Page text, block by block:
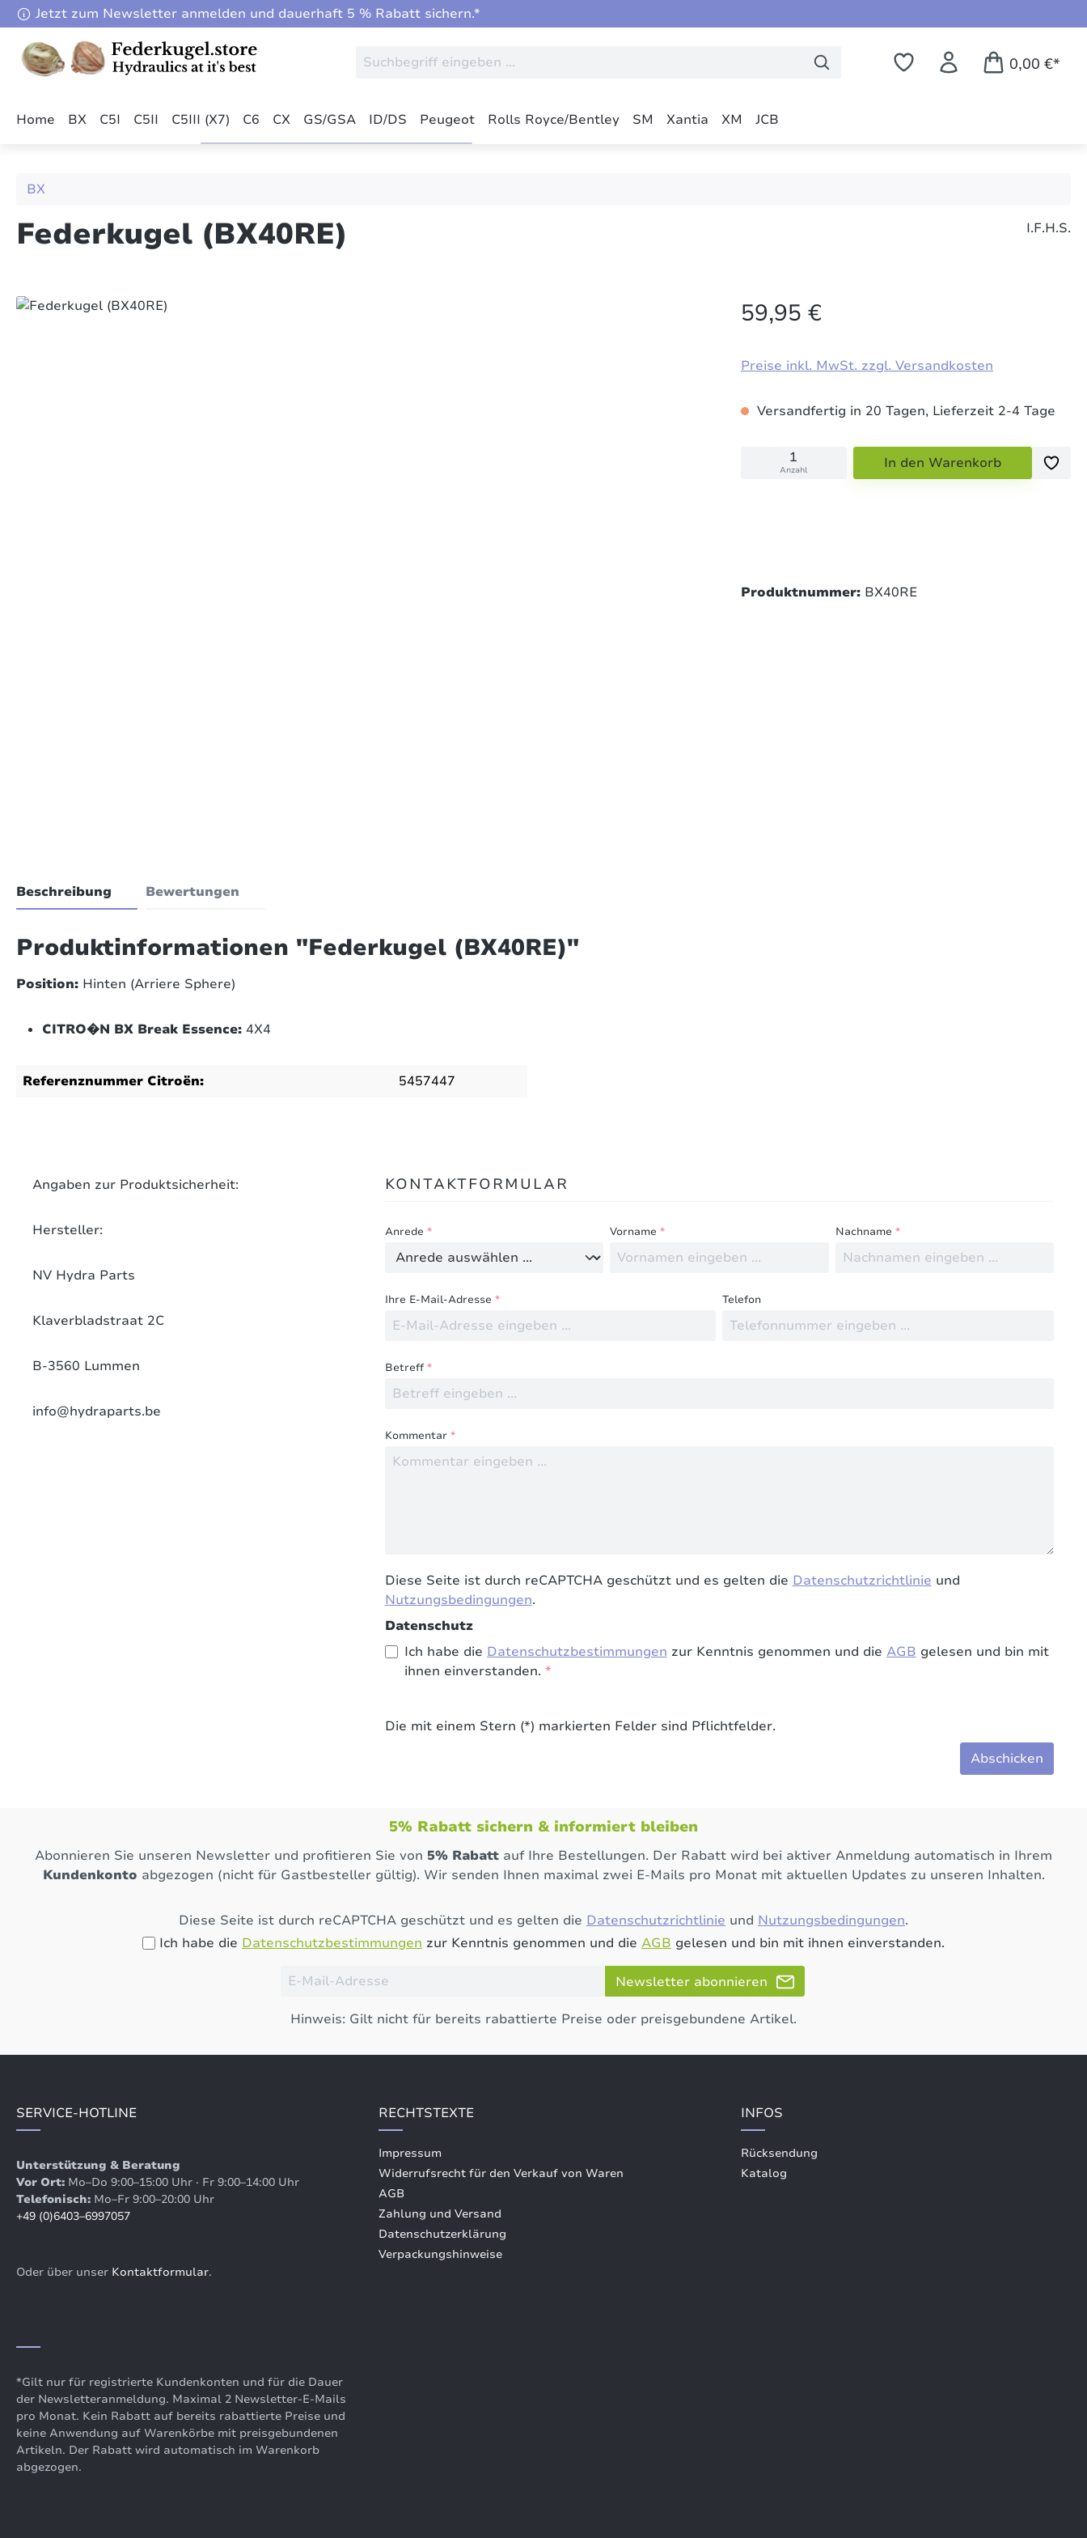
Hauptinhalt springen
Zur Suche springen
Zur Hauptnavigation springen
Jetzt zum Newsletter anmelden und dauerhaft 5 % Rabatt sichern.*
0,00 €*
Home BX C5I C5II C5III (X7) C6 CX GS/GSA ID/DS Peugeot Rolls Royce/Bentley SM Xantia XM JCB
BX
Federkugel (BX40RE) I.F.H.S.
Bildergalerie überspringen 59,95 €
Preise inkl. MwSt. zzgl. Versandkosten
Versandfertig in 20 Tagen, Lieferzeit 2-4 Tage
Anzahl In den Warenkorb
Produktnummer: BX40RE
Beschreibung Bewertungen
Produktinformationen "Federkugel (BX40RE)"
Position: Hinten (Arriere Sphere)
CITRO�N BX Break Essence: 4X4
Referenznummer Citroën: 5457447
Keine Bewertungen gefunden. Teilen Sie Ihre Erfahrungen mit anderen.
Angaben zur Produktsicherheit:
Hersteller:
NV Hydra Parts
Klaverbladstraat 2C
B-3560 Lummen
info@hydraparts.be
KONTAKTFORMULAR
Anrede * Vorname* Nachname *
Ihre E-Mail-Adresse * Telefon
Betreff*
Kommentar *
Diese Seite ist durch reCAPTCHA geschützt und es gelten die Datenschutzrichtlinie und
Nutzungsbedingungen.
Datenschutz
Ich habe die Datenschutzbestimmungen zur Kenntnis genommen und die AGB gelesen und bin mit
ihnen einverstanden. *
Die mit einem Stern (*) markierten Felder sind Pflichtfelder.
Abschicken
5% Rabatt sichern & informiert bleiben
Abonnieren Sie unseren Newsletter und profitieren Sie von 5% Rabatt auf Ihre Bestellungen. Der Rabatt wird bei aktiver Anmeldung automatisch in Ihrem
Kundenkonto abgezogen (nicht für Gastbesteller gültig). Wir senden Ihnen maximal zwei E-Mails pro Monat mit aktuellen Updates zu unseren Inhalten.
Diese Seite ist durch reCAPTCHA geschützt und es gelten die Datenschutzrichtlinie und Nutzungsbedingungen.
Ich habe die Datenschutzbestimmungen zur Kenntnis genommen und die AGB gelesen und bin mit ihnen einverstanden.
Newsletter abonnieren
Hinweis: Gilt nicht für bereits rabattierte Preise oder preisgebundene Artikel.
SERVICE-HOTLINE
Unterstützung & Beratung
Vor Ort: Mo–Do 9:00–15:00 Uhr · Fr 9:00–14:00 Uhr
Telefonisch: Mo–Fr 9:00–20:00 Uhr
+49 (0)6403–6997057
Oder über unser Kontaktformular.
RECHTSTEXTE
Impressum
Widerrufsrecht für den Verkauf von Waren
AGB
Zahlung und Versand
Datenschutzerklärung
Verpackungshinweise
INFOS
Rücksendung
Katalog
*Gilt nur für registrierte Kundenkonten und für die Dauer
der Newsletteranmeldung. Maximal 2 Newsletter-E-Mails
pro Monat. Kein Rabatt auf bereits rabattierte Preise und
keine Anwendung auf Warenkörbe mit preisgebundenen
Artikeln. Der Rabatt wird automatisch im Warenkorb
abgezogen.